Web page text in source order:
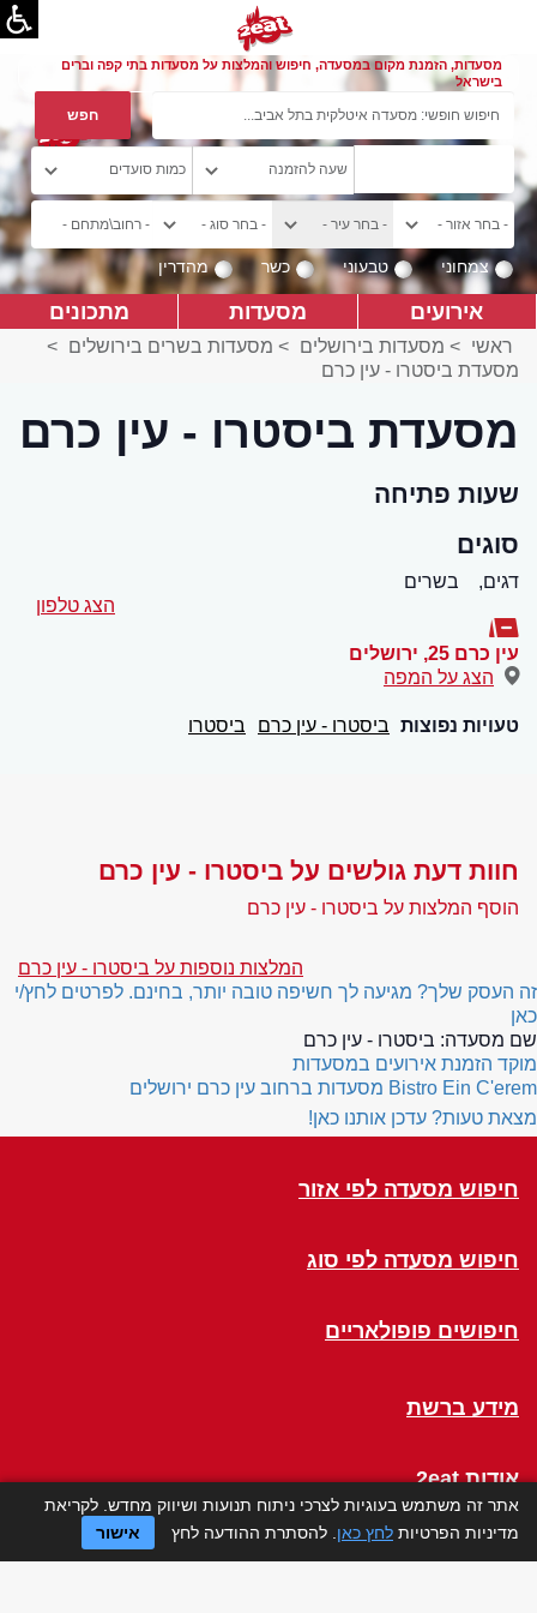
מסעדות, הזמנת מקום במסעדה, חיפוש והמלצות על מסעדות בתי קפה וברים
בישראל
צמחוני טבעוני כשר מהדרין
אירועים מסעדות מתכונים
ראשי > מסעדות בירושלים > מסעדות בשרים בירושלים >
מסעדת ביסטרו - עין כרם
מסעדת ביסטרו - עין כרם
שעות פתיחה
סוגים
דגים,
בשרים
הצג טלפון
עין כרם 25 , ירושלים
הצג על המפה
טעויות נפוצות ביסטרו - עין כרם ביסטרו
חוות דעת גולשים על ביסטרו - עין כרם
הוסף המלצות על ביסטרו - עין כרם
המלצות נוספות על ביסטרו - עין כרם
זה העסק שלך? מגיעה לך חשיפה טובה יותר, בחינם. לפרטים לחץ/י
כאן
שם מסעדה: ביסטרו - עין כרם
מוקד הזמנת אירועים במסעדות
Bistro Ein C'erem מסעדות ברחוב עין כרם ירושלים
מצאת טעות? עדכן אותנו כאן!
חיפוש מסעדה לפי אזור
חיפוש מסעדה לפי סוג
חיפושים פופולאריים
מידע ברשת
אודות 2eat
Click a Table
אתר זה משתמש בעוגיות לצרכי ניתוח תנועות ושיווק מחדש. לקריאת
מדיניות הפרטיות לחץ כאן . להסתרת ההודעה לחץ אישור